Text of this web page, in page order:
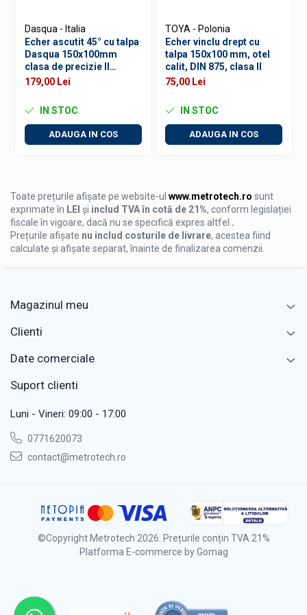
mari dimensiuni
Controlul suprafetelor de referinta si batiurilor
Operatii de aliniere si reglaj mecanic
ATENTIE! Produs cu cost special de transport din cauza
dimensiunilor atipice.
Costul afisat in comanda online este orientativ si nu
Dasqua - Italia
Echer ascutit 45° cu talpa
Dasqua 150x100mm
clasa de precizie II
toleranta 0,035mm
179,00 Lei
IN STOC
ADAUGA IN COS
TOYA - Polonia
Echer vinclu drept cu
talpa 150x100 mm, otel
calit, DIN 875, clasa II
75,00 Lei
IN STOC
ADAUGA IN COS
Toate prețurile afișate pe website-ul www.metrotech.ro sunt
exprimate în LEI și includ TVA în cotă de 21%, conform legislației
fiscale în vigoare, dacă nu se specifică expres altfel..
Prețurile afișate nu includ costurile de livrare, acestea fiind
calculate și afișate separat, înainte de finalizarea comenzii.
Magazinul meu
Clienti
Date comerciale
Suport clienti
Luni - Vineri: 09:00 - 17:00
0771620073
contact@metrotech.ro
©Copyright Metrotech 2026. Prețurile conțin TVA 21%
Platforma E-commerce by Gomag